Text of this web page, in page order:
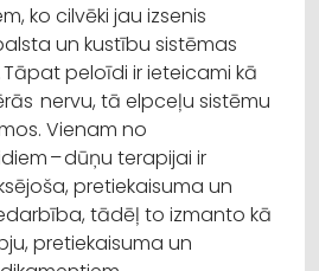
ko cilvēki jau izsenis
un kustību sistēmas
peloīdi ir ieteicami kā
nervu, tā elpceļu sistēmu
Vienam no
– dūņu terapijai ir
pretiekaisuma un
tādēļ to izmanto kā
pretiekaisuma un